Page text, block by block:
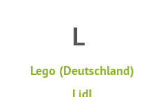
L
Lego (Deutschland)